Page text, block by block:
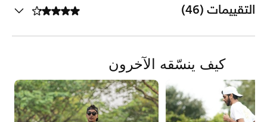
التقييمات (46)